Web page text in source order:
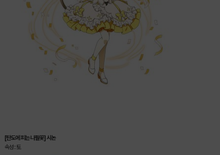
[탄도에 피는 나팔꽃] 시논
속성 : 토